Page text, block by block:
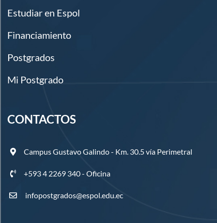
Estudiar en Espol
Financiamiento
Postgrados
Mi Postgrado
CONTACTOS
Campus Gustavo Galindo - Km. 30.5 vía Perimetral
+593 4 2269 340 - Oficina
infopostgrados@espol.edu.ec